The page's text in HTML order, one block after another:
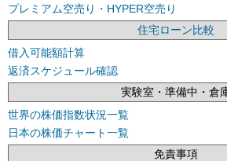
プレミアム空売り・HYPER空売り
住宅ローン比較
借入可能額計算
返済スケジュール確認
実験室・準備中・倉
世界の株価指数状況一覧
日本の株価チャート一覧
免責事項